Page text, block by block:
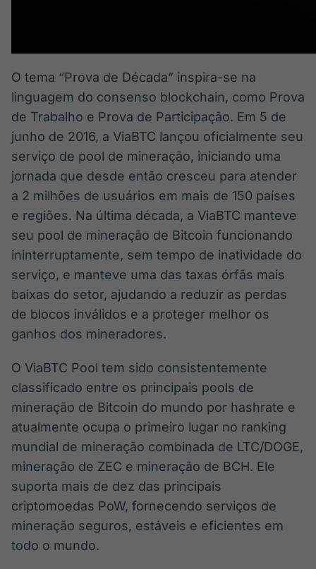
O tema “Prova de Década” inspira-se na
linguagem do consenso blockchain, como Prova
de Trabalho e Prova de Participação. Em 5 de
junho de 2016, a ViaBTC lançou oficialmente seu
serviço de pool de mineração, iniciando uma
jornada que desde então cresceu para atender
a 2 milhões de usuários em mais de 150 países
e regiões. Na última década, a ViaBTC manteve
seu pool de mineração de Bitcoin funcionando
ininterruptamente, sem tempo de inatividade do
serviço, e manteve uma das taxas órfãs mais
baixas do setor, ajudando a reduzir as perdas
de blocos inválidos e a proteger melhor os
ganhos dos mineradores.
O ViaBTC Pool tem sido consistentemente
classificado entre os principais pools de
mineração de Bitcoin do mundo por hashrate e
atualmente ocupa o primeiro lugar no ranking
mundial de mineração combinada de LTC/DOGE,
mineração de ZEC e mineração de BCH. Ele
suporta mais de dez das principais
criptomoedas PoW, fornecendo serviços de
mineração seguros, estáveis e eficientes em
todo o mundo.